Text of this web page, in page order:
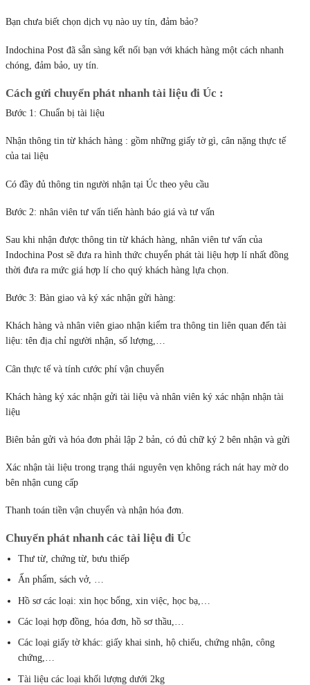
Bạn chưa biết chọn dịch vụ nào uy tín, đảm bảo?
Indochina Post đã sẵn sàng kết nối bạn với khách hàng một cách nhanh
chóng, đảm bảo, uy tín.
Cách gửi chuyển phát nhanh tài liệu đi Úc :
Bước 1: Chuẩn bị tài liệu
Nhận thông tin từ khách hàng : gồm những giấy tờ gì, cân nặng thực tế
của tai liệu
Có đầy đủ thông tin người nhận tại Úc theo yêu cầu
Bước 2: nhân viên tư vấn tiến hành báo giá và tư vấn
Sau khi nhận được thông tin từ khách hàng, nhân viên tư vấn của
Indochina Post sẽ đưa ra hình thức chuyển phát tài liệu hợp lí nhất đồng
thời đưa ra mức giá hợp lí cho quý khách hàng lựa chọn.
Bước 3: Bàn giao và ký xác nhận gửi hàng:
Khách hàng và nhân viên giao nhận kiểm tra thông tin liên quan đến tài
liệu: tên địa chỉ người nhận, số lượng,…
Cân thực tế và tính cước phí vận chuyển
Khách hàng ký xác nhận gửi tài liệu và nhân viên ký xác nhận nhận tài
liệu
Biên bản gửi và hóa đơn phải lập 2 bản, có đủ chữ ký 2 bên nhận và gửi
Xác nhận tài liệu trong trạng thái nguyên vẹn không rách nát hay mờ do
bên nhận cung cấp
Thanh toán tiền vận chuyển và nhận hóa đơn.
Chuyển phát nhanh các tài liệu đi Úc
Thư từ, chứng từ, bưu thiếp
Ấn phẩm, sách vở, …
Hồ sơ các loại: xin học bổng, xin việc, học bạ,…
Các loại hợp đồng, hóa đơn, hồ sơ thầu,…
Các loại giấy tờ khác: giấy khai sinh, hộ chiếu, chứng nhận, công
chứng,…
Tài liệu các loại khối lượng dưới 2kg